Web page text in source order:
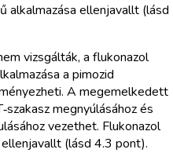
alkalmazása ellenjavallt (lásd
vizsgálták, a flukonazol
a pimozid
A megemelkedett
megnyúlásához és
vezethet. Flukonazol
(lásd 4.3 pont).